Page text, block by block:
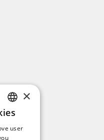
ENGLISH
DUTCH
×
user